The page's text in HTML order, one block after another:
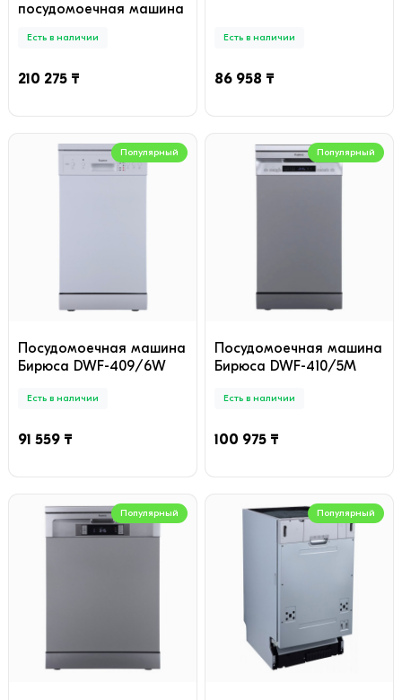
посудомоечная машина
Есть в наличии
210 275 ₸
Есть в наличии
86 958 ₸
Популярный
Посудомоечная машина
Бирюса DWF-409/6W
Есть в наличии
91 559 ₸
Популярный
Посудомоечная машина
Бирюса DWF-410/5M
Есть в наличии
100 975 ₸
Популярный Популярный